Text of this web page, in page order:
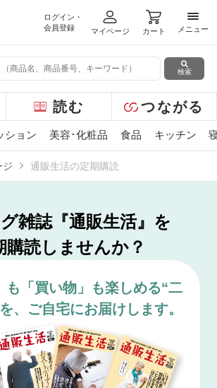
ログイン・
会員登録
マイページ カート
メニ
メニュー
検索
読む つながる
ション 美容･化粧品 食品 キッチン
ジ 通販生活の定期購読
雑誌『通販生活』を
購読しませんか？
も「買い物」も楽しめる“二
、 ご自宅にお届けします。